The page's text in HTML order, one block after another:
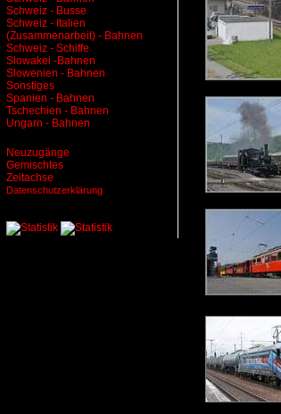
Schweiz - Busse
Schweiz - Italien
(Zusammenarbeit) - Bahnen
Schweiz - Schiffe
Slowakei -Bahnen
Slowenien - Bahnen
Sonstiges
Spanien - Bahnen
Tschechien - Bahnen
Ungarn - Bahnen
Neuzugänge
Gemischtes
Zeitachse
Datenschutzerklärung